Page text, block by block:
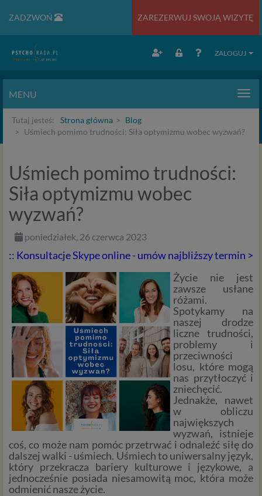
ZADZWOŃ ZAREZERWUJ SWOJĄ WIZYTĘ
ZALOGUJ
MENU
Tutaj jesteś: Strona główna
Blog
Uśmiech pomimo trudności: Siła optymizmu wobec wyzwań?
Uśmiech pomimo trudności:
Siła optymizmu wobec
wyzwań?
poniedziałek, 26 czerwca 2023
:: Konsultacje Skype online - umów najbliższy termin >
Życie nie jest
zawsze usłane
różami.
Spotykamy na
naszej drodze
liczne trudności,
problemy i
przeciwności
losu, które mogą
nas przytłoczyć i
zniechęcić.
Jednakże, nawet
w obliczu
największych
wyzwań, istnieje
coś, co może nam pomóc przetrwać i odnaleźć siłę do
dalszej walki - uśmiech. Uśmiech to uniwersalny język,
który przekracza bariery kulturowe i językowe, a
jednocześnie posiada niesamowitą moc, która może
odmienić nasze życie.